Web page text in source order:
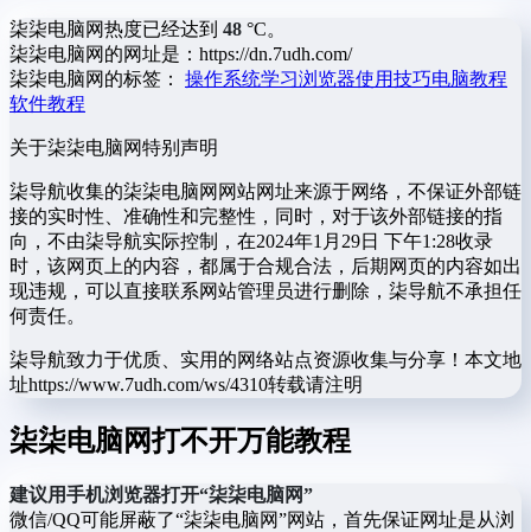
柒柒电脑网热度已经达到 48 °C。
柒柒电脑网的网址是：https://dn.7udh.com/
柒柒电脑网的标签： 操作系统学习浏览器使用技巧电脑教程
软件教程
关于柒柒电脑网特别声明
柒导航收集的柒柒电脑网网站网址来源于网络，不保证外部链
接的实时性、准确性和完整性，同时，对于该外部链接的指
向，不由柒导航实际控制，在2024年1月29日 下午1:28收录
时，该网页上的内容，都属于合规合法，后期网页的内容如出
现违规，可以直接联系网站管理员进行删除，柒导航不承担任
何责任。
柒导航致力于优质、实用的网络站点资源收集与分享！ 本文地
址https://www.7udh.com/ws/4310转载请注明
柒柒电脑网打不开万能教程
建议用手机浏览器打开“柒柒电脑网”
微信/QQ可能屏蔽了“柒柒电脑网”网站，首先保证网址是从浏